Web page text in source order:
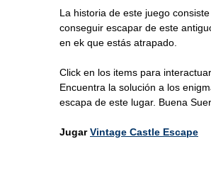
La historia de este juego consiste
conseguir escapar de este
en ek que estás atrapado.
Click en los items para
Encuentra la solución a los
escapa de este lugar. Buena
JugarVintage Castle Escape